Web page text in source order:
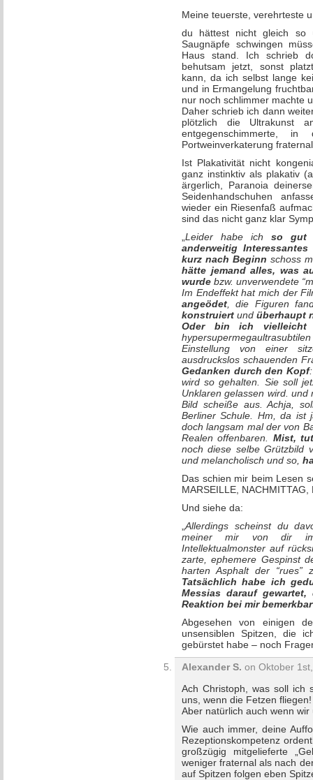
Meine teuerste, verehrteste
du hättest nicht gleich so
Saugnäpfe schwingen
Haus stand. Ich schrieb
behutsam jetzt, sonst
kann, da ich selbst lange
und in Ermangelung
nur noch schlimmer machte
Daher schrieb ich dann
plötzlich die Ultrakunst
entgegenschimmerte,
Portweinverkaterung
Ist Plakativität nicht
ganz instinktiv als plakativ
ärgerlich, Paranoia
Seidenhandschuhen
wieder ein Riesenfaß
sind das nicht ganz klar
Leider habe ichso gut
anderweitig Interessantes
kurz nach Beginn schoss
hätte jemand alles, was
wurde bzw. unverwendete
Im Endeffekt hat mich der
angeödet , die Figuren
konstruiert und überhaupt
Oder bin ich vielleicht
Einstellung von einer
ausdruckslos schauenden
Gedanken durch den Kopf
wird so gehalten. Sie soll
Unklaren gelassen wird.
Bild scheiße aus. Achja,
Berliner Schule. Hm, da ist
doch langsam mal der von
Realen offenbaren. Mist,
noch diese selbe Grützbild
und melancholisch und so,
Das schien mir beim Lesen
MARSEILLE,
Und siehe da:
Allerdings scheinst du
meiner mir von dir
Intellektualmonster auf
zarte, ephemere Gespinst
harten Asphalt der
Tatsächlich habe ich
Messias darauf
Reaktion bei mir
Abgesehen von einigen
unsensiblen Spitzen, die
gebürstet habe – noch
Alexander S. on Oktober
Ach Christoph, was soll ich
uns, wenn die Fetzen fliegen!
Aber natürlich auch wenn
Wie auch immer, deine
Rezeptionskompetenz
großzügig mitgelieferte
weniger fraternal als nach
auf Spitzen folgen eben